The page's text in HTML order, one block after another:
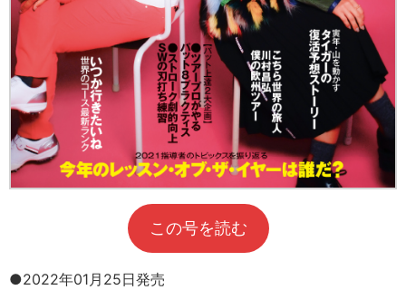
この号を読む
●2022年01月25日発売